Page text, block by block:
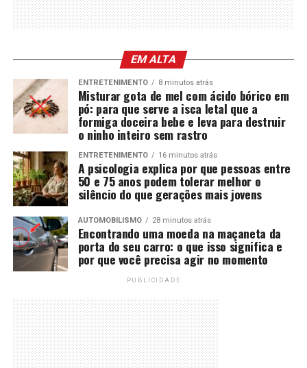
EM ALTA
ENTRETENIMENTO 8 minutos atrás
Misturar gota de mel com ácido bórico em
pó: para que serve a isca letal que a
formiga doceira bebe e leva para destruir
o ninho inteiro sem rastro
ENTRETENIMENTO 16 minutos atrás
A psicologia explica por que pessoas entre
50 e 75 anos podem tolerar melhor o
silêncio do que gerações mais jovens
AUTOMOBILISMO 28 minutos atrás
Encontrando uma moeda na maçaneta da
porta do seu carro: o que isso significa e
por que você precisa agir no momento
PUBLICIDADE